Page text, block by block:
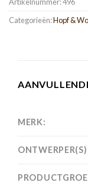
Categorieën:Hopf &
MERK: